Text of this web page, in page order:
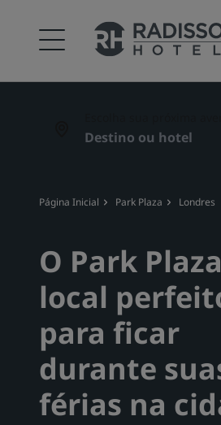
Página Inicial Park Plaza Londres
O Park
local
para ficar
durante
férias na